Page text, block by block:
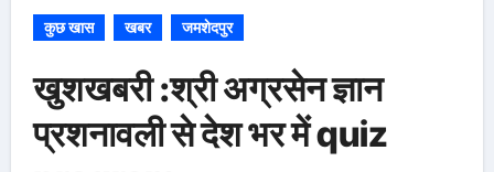
कुछ खास खबर जमशेदपुर
खुशखबरी :श्री अग्रसेन ज्ञान
प्रशनावली से देश भर में quiz